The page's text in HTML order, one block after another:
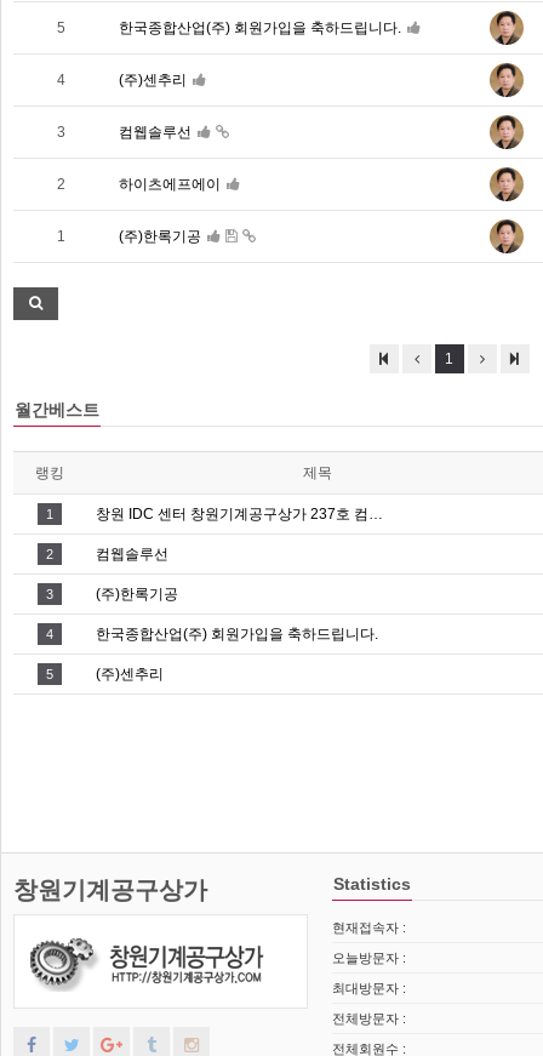
5 한국종합산업(주) 회원가입을 축하드립니다.
4 (주)센추리
3 컴웹솔루선
2 하이츠에프에이
1 (주)한록기공
1
월간베스트
랭킹 제목
1 창원 IDC 센터 창원기계공구상가 237호 컴…
2 컴웹솔루선
3 (주)한록기공
4 한국종합산업(주) 회원가입을 축하드립니다.
5 (주)센추리
창원기계공구상가 Statistics
현재접속자 :
오늘방문자 :
최대방문자 :
전체방문자 :
전체회원수 :